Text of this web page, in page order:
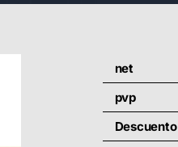
net
pvp
Descuento